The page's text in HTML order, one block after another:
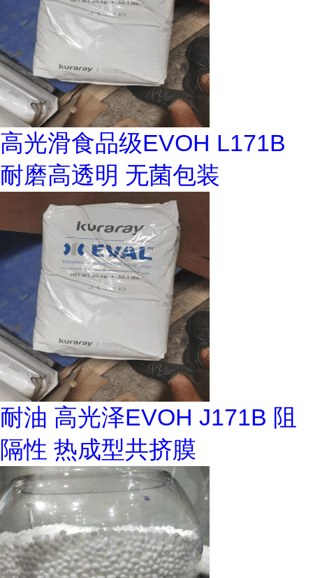
高光滑食品级EVOH L171B
耐磨高透明 无菌包装
耐油 高光泽EVOH J171B 阻
隔性 热成型共挤膜